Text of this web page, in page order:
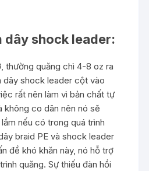
dây shock leader:
thường quăng chì 4-8 oz ra
dây shock leader cột vào
rất nên làm vì bản chất tự
không co dãn nên nó sẽ
nếu có trong quá trình
braid PE và shock leader
đề khó khăn này, nó hỗ trợ
quăng. Sự thiếu đàn hồi